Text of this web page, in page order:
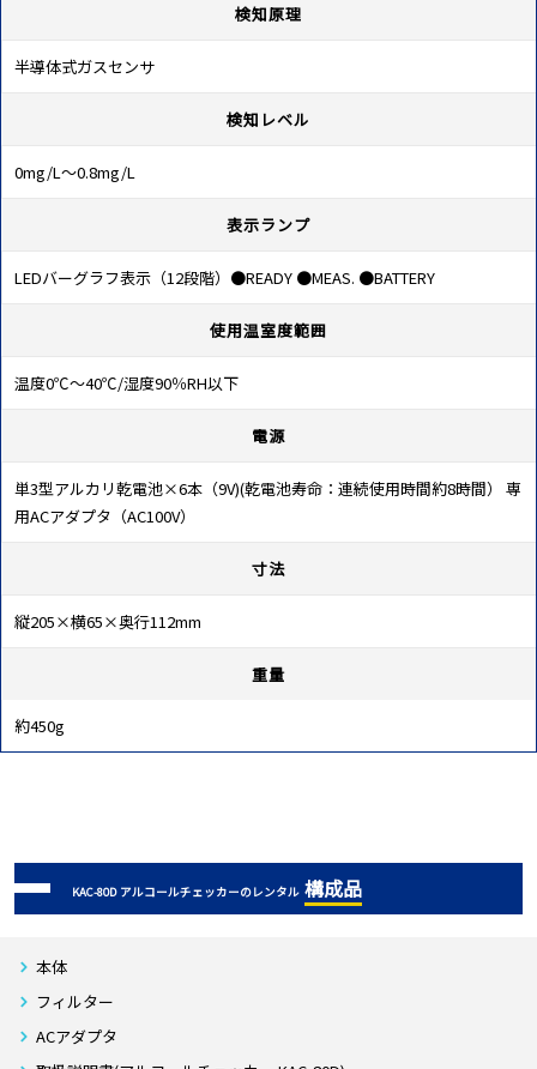
検知原理
半導体式ガスセンサ
検知レベル
0mg/L～0.8mg/L
表示ランプ
LEDバーグラフ表示（12段階）●READY ●MEAS. ●BATTERY
使用温室度範囲
温度0℃～40℃/湿度90％RH以下
電源
単3型アルカリ乾電池×6本（9V)(乾電池寿命：連続使用時間約8時間） 専
用ACアダプタ（AC100V）
寸法
縦205×横65×奥行112mm
重量
約450g
KAC-80D アルコールチェッカーのレンタル 構成品
本体
フィルター
ACアダプタ